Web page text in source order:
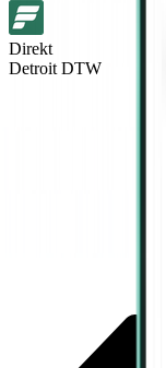
Direkt
Detroit DTW